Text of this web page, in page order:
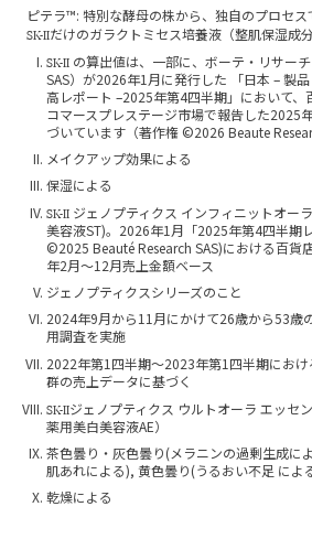
ピテラ™: 特別な酵母の株から、独自のプロセス
SK-IIだけのガラクトミセス培養液（整肌保湿成分
SK-II の算出値は、一部に、ボーテ・リサー
SAS）が2026年1月に発行した 「日本 – 製
高レポート –2025年第4四半期」において、
コマースプレステージ市場で報告した2025
づいています（著作権 ©2026 Beaute
メイクアップ効果による
保湿による
SK-II ジェノプティクス インフィニットオー
美容液ST)。2026年1月「2025年第4四半期
©2025 Beauté Research SAS)における百貨
年2月～12月売上金額ベース
ジェノプティクスシリーズのこと
2024年9月から11月にかけて26歳から53歳
用調査を実施
2022年第1四半期〜2023年第1四半期におけ
群の売上データに基づく
SK-IIジェノプティクス ウルトオーラ エッセ
薬用美白美容液AE）
茶色曇り・灰色曇り(メラニンの過剰生成に
肌あれによる), 黄色曇り(うるおい不足 によ
乾燥による